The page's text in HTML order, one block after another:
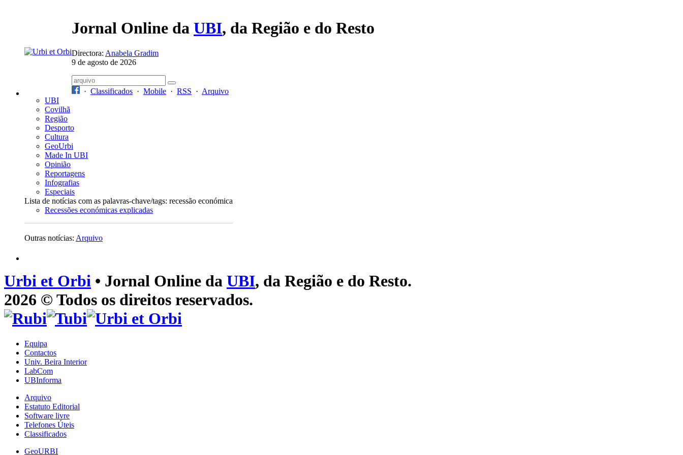
Jornal Online da UBI, da Região e do Resto
Directora: Anabela Gradim
9 de agosto de 2026
· Classificados · Mobile · RSS · Arquivo
UBI
Covilhã
Região
Desporto
Cultura
GeoUrbi
Made In UBI
Opinião
Reportagens
Infografias
Especiais
Lista de notícias com as palavras-chave/tags: recessão económica
Recessões económicas explicadas
Outras notícias: Arquivo
Urbi et Orbi • Jornal Online da UBI, da Região e do Resto.
2026 © Todos os direitos reservados.
Equipa
Contactos
Univ. Beira Interior
LabCom
UBInforma
Arquivo
Estatuto Editorial
Software livre
Telefones Úteis
Classificados
GeoURBI